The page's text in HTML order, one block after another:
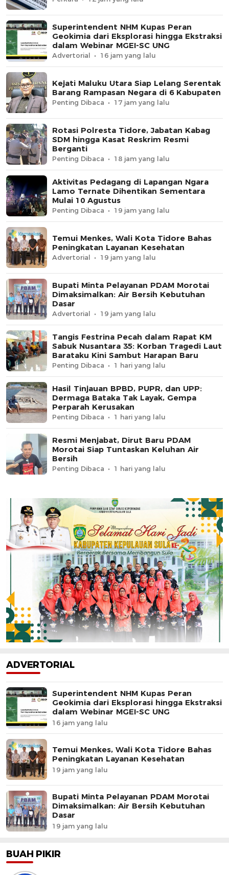
Superintendent NHM Kupas Peran
Geokimia dari Eksplorasi hingga Ekstraksi
dalam Webinar MGEI-SC UNG
Advertorial 16 jam yang lalu
Kejati Maluku Utara Siap Lelang Serentak
Barang Rampasan Negara di 6 Kabupaten
Penting Dibaca 17 jam yang lalu
Rotasi Polresta Tidore, Jabatan Kabag
SDM hingga Kasat Reskrim Resmi
Berganti
Penting Dibaca 18 jam yang lalu
Aktivitas Pedagang di Lapangan Ngara
Lamo Ternate Dihentikan Sementara
Mulai 10 Agustus
Penting Dibaca 19 jam yang lalu
Temui Menkes, Wali Kota Tidore Bahas
Peningkatan Layanan Kesehatan
Advertorial 19 jam yang lalu
Bupati Minta Pelayanan PDAM Morotai
Dimaksimalkan: Air Bersih Kebutuhan
Dasar
Advertorial 19 jam yang lalu
Tangis Festrina Pecah dalam Rapat KM
Sabuk Nusantara 35: Korban Tragedi Laut
Barataku Kini Sambut Harapan Baru
Penting Dibaca 1 hari yang lalu
Hasil Tinjauan BPBD, PUPR, dan UPP:
Dermaga Bataka Tak Layak, Gempa
Perparah Kerusakan
Penting Dibaca 1 hari yang lalu
Resmi Menjabat, Dirut Baru PDAM
Morotai Siap Tuntaskan Keluhan Air
Bersih
Penting Dibaca 1 hari yang lalu
ADVERTORIAL
Superintendent NHM Kupas Peran
Geokimia dari Eksplorasi hingga Ekstraksi
dalam Webinar MGEI-SC UNG
16 jam yang lalu
Temui Menkes, Wali Kota Tidore Bahas
Peningkatan Layanan Kesehatan
19 jam yang lalu
Bupati Minta Pelayanan PDAM Morotai
Dimaksimalkan: Air Bersih Kebutuhan
Dasar
19 jam yang lalu
BUAH PIKIR